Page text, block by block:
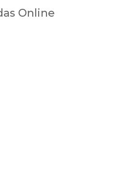
Online